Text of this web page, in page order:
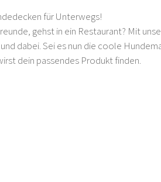
für Unterwegs!
gehst in ein Restaurant? Mit
dabei. Sei es nun die coole
dein passendes Produkt finden.